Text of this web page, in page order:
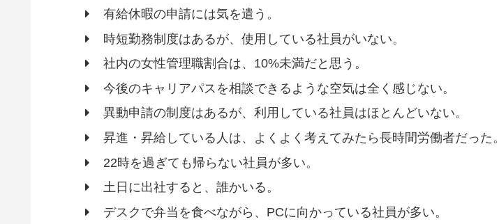
有給休暇の申請には気を遣う。
時短勤務制度はあるが、使用している社員がいない。
社内の女性管理職割合は、10%未満だと思う。
今後のキャリアパスを相談できるような空気は全く感じない。
異動申請の制度はあるが、利用している社員はほとんどいない。
昇進・昇給している人は、よくよく考えてみたら長時間労働者だった。
22時を過ぎても帰らない社員が多い。
土日に出社すると、誰かいる。
デスクで弁当を食べながら、PCに向かっている社員が多い。